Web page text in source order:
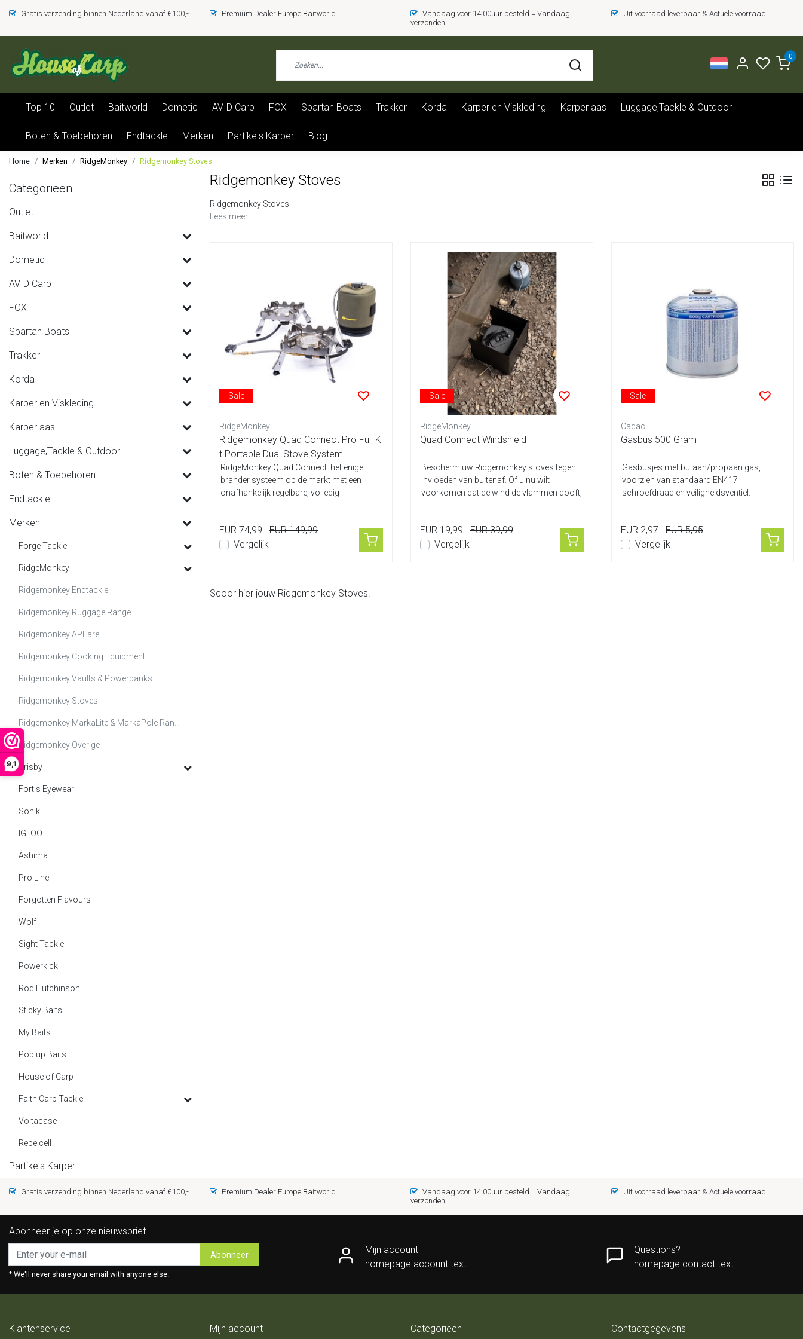
9,1
Gratis verzending binnen Nederland vanaf €100,- Premium Dealer Europe Baitworld
Vandaag voor 14:00uur besteld = Vandaag
verzonden
Uit voorraad leverbaar & Actuele voorraad
0
Top 10 Outlet Baitworld Dometic AVID Carp FOX Spartan Boats Trakker Korda Karper en Viskleding Karper aas Luggage,Tackle & Outdoor
Boten & Toebehoren Endtackle Merken Partikels Karper Blog
Home Merken RidgeMonkey Ridgemonkey Stoves
Categorieën
Outlet
Baitworld
Dometic
AVID Carp
FOX
Spartan Boats
Trakker
Korda
Karper en Viskleding
Karper aas
Luggage,Tackle & Outdoor
Boten & Toebehoren
Endtackle
Merken
Forge Tackle
RidgeMonkey
Ridgemonkey Endtackle
Ridgemonkey Ruggage Range
Ridgemonkey APEarel
Ridgemonkey Cooking Equipment
Ridgemonkey Vaults & Powerbanks
Ridgemonkey Stoves
Ridgemonkey Overige
Brisby
Fortis Eyewear
Sonik
IGLOO
Ashima
Pro Line
Forgotten Flavours
Wolf
Sight Tackle
Powerkick
Rod Hutchinson
Sticky Baits
My Baits
Pop up Baits
House of Carp
Faith Carp Tackle
Voltacase
Rebelcell
Partikels Karper
Ridgemonkey Stoves
Ridgemonkey Stoves
Lees meer.
Sale
RidgeMonkey
Ridgemonkey Quad Connect Pro Full Ki
t Portable Dual Stove System
RidgeMonkey Quad Connect: het enige
brander systeem op de markt met een
onafhankelijk regelbare, volledig
EUR 74,99
EUR 149,99
Vergelijk
Sale
RidgeMonkey
Quad Connect Windshield
Bescherm uw Ridgemonkey stoves tegen
invloeden van buitenaf. Of u nu wilt
voorkomen dat de wind de vlammen dooft,
EUR 19,99
EUR 39,99
Vergelijk
Sale
Cadac
Gasbus 500 Gram
Gasbusjes met butaan/propaan gas,
voorzien van standaard EN417
schroefdraad en veiligheidsventiel.
EUR 2,97
EUR 5,95
Vergelijk
Scoor hier jouw Ridgemonkey Stoves!
Gratis verzending binnen Nederland vanaf €100,- Premium Dealer Europe Baitworld
Vandaag voor 14:00uur besteld = Vandaag
verzonden
Uit voorraad leverbaar & Actuele voorraad
Abonneer je op onze nieuwsbrief
Abonneer
* We'll never share your email with anyone else.
Mijn account
homepage.account.text
Questions?
homepage.contact.text
Klantenservice Mijn account Categorieën Contactgegevens